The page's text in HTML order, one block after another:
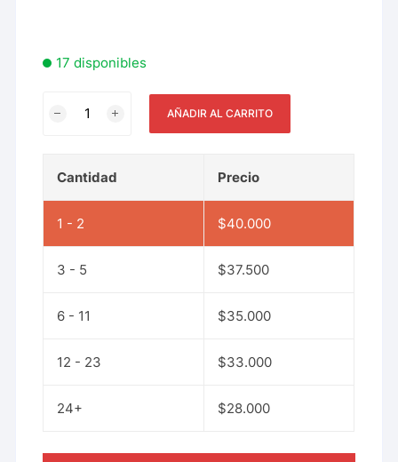
17 disponibles
AÑADIR AL CARRITO
Cantidad Precio
1 - 2 $40.000
3 - 5 $37.500
6 - 11 $35.000
12 - 23 $33.000
24+ $28.000